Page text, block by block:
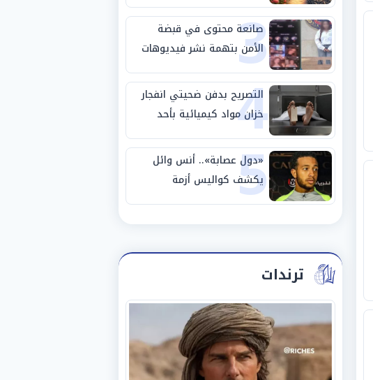
3
صانعة محتوى في قبضة
الأمن بتهمة نشر فيديوهات
خادشة للحياء
4
التصريح بدفن ضحيتي انفجار
خزان مواد كيميائية بأحد
مصانع الفيوم
5
«دول عصابة».. أنس وائل
يكشف كواليس أزمة
استبعاده المفاجئ من
ترندات